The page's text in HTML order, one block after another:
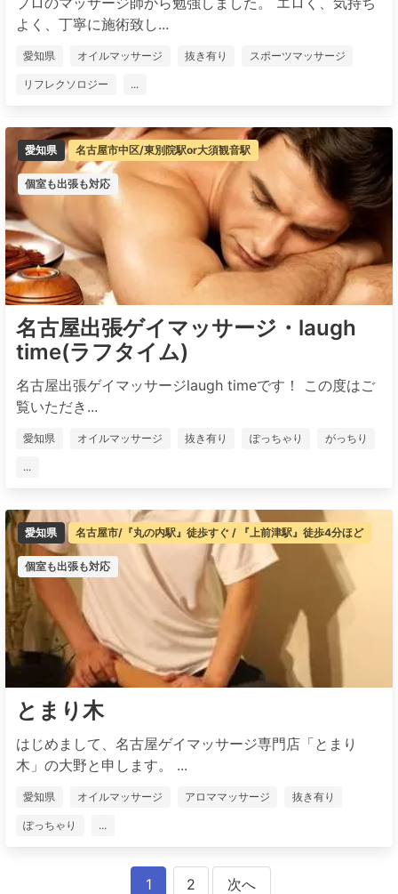
よく、丁寧に施術致し...
愛知県 オイルマッサージ 抜き有り スポーツマッサージ
リフレクソロジー ...
愛知県 名古屋市中区/東別院駅or大須観音駅
個室も出張も対応
名古屋出張ゲイマッサージ・laugh
time(ラフタイム)
名古屋出張ゲイマッサージlaugh timeです！ この度はご
覧いただき...
愛知県 オイルマッサージ 抜き有り ぽっちゃり がっちり
...
愛知県 名古屋市/『丸の内駅』徒歩すぐ / 『上前津駅』徒歩4分ほど
個室も出張も対応
とまり木
はじめまして、名古屋ゲイマッサージ専門店「とまり
木」の大野と申します。 ...
愛知県 オイルマッサージ アロママッサージ 抜き有り
ぽっちゃり ...
1 2 次へ